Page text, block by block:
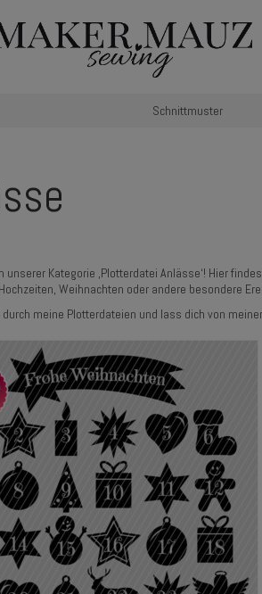
Schnittmuster
unserer Kategorie ‚Plotterdatei Anlässe‘! Hier
Weihnachten oder andere besondere
durch meine Plotterdateien und lass dich von